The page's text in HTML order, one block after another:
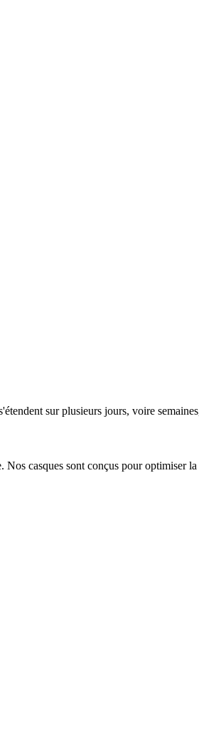
sur plusieurs jours, voire
casques sont conçus pour optimiser